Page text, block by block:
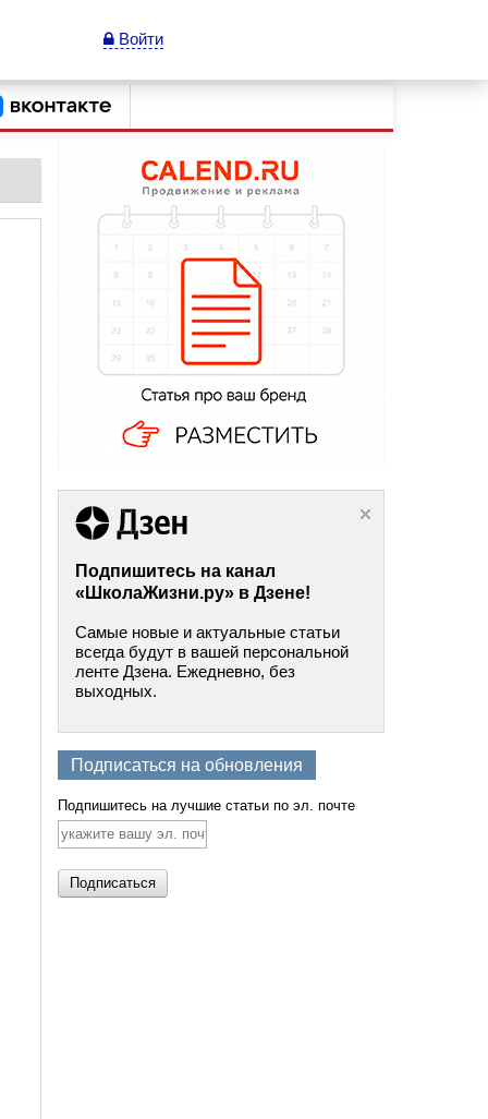
Войти
Подпишитесь на канал
«ШколаЖизни.ру» в Дзене!
Самые новые и актуальные статьи
всегда будут в вашей персональной
ленте Дзена. Ежедневно, без
выходных.
Подписаться на обновления
Подпишитесь на лучшие статьи по эл. почте